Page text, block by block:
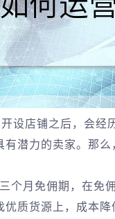
设店铺之后，会经
有潜力的卖家。那
个月免佣期，在免
质货源上，成本